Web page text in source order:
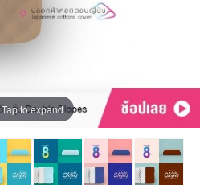
Tap to expand